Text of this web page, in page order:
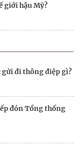
giới hậu Mỹ?
gửi đi thông điệp gì?
đón Tổng thống